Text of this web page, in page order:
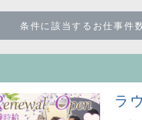
条件に該当するお仕事件
ラ